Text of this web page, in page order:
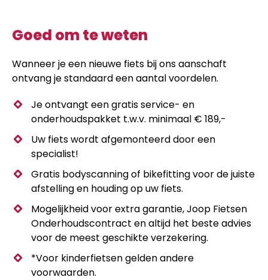
Goed om te weten
Wanneer je een nieuwe fiets bij ons aanschaft
ontvang je standaard een aantal voordelen.
Je ontvangt een gratis service- en
onderhoudspakket t.w.v. minimaal € 189,-
Uw fiets wordt afgemonteerd door een
specialist!
Gratis bodyscanning of bikefitting voor de juiste
afstelling en houding op uw fiets.
Mogelijkheid voor extra garantie, Joop Fietsen
Onderhoudscontract en altijd het beste advies
voor de meest geschikte verzekering.
*Voor kinderfietsen gelden andere
voorwaarden.